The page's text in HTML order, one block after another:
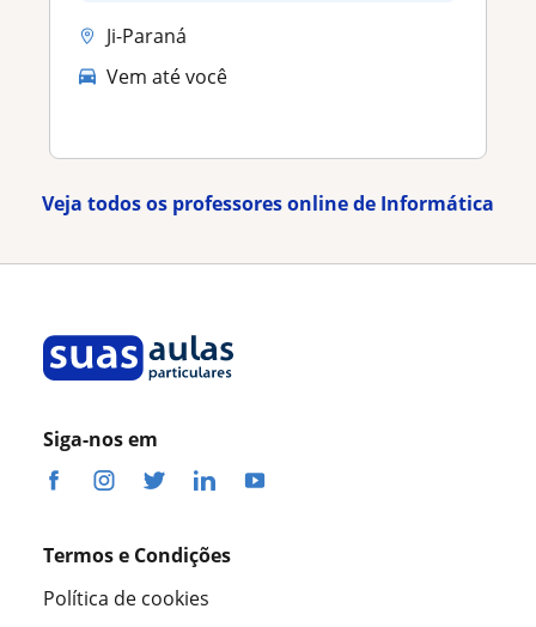
Ji-Paraná
Vem até você
Veja todos os professores online de Informática
Siga-nos em
Termos e Condições
Política de cookies